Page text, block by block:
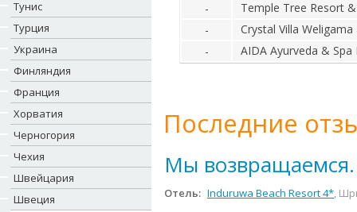
Тунис
Турция
Украина
Финляндия
Франция
Хорватия
Черногория
Чехия
Швейцария
Швеция
-
Temple Tree Resort
-
Crystal Villa Weligama
-
AIDA Ayurveda &
Последние
Мы возвращаемся.
Отель: Induruwa Beach Resort 4*,